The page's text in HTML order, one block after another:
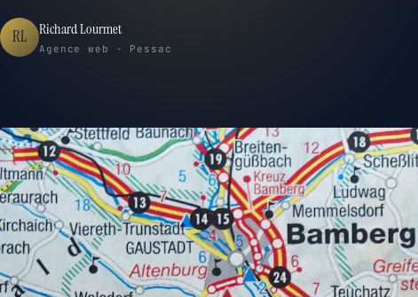
RL Richard Lourmet
Agence web · Pessac